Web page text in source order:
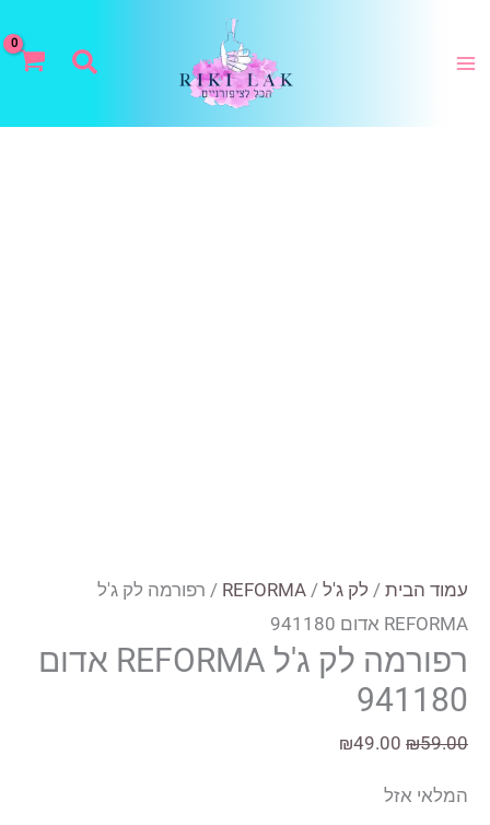
חיפוש
עמוד הבית / לק ג'ל /
REFORMA / רפורמה לק ג'ל
REFORMA אדום 941180
רפורמה לק ג'ל REFORMA אדום
941180
₪59.00
המחיר
היה:
₪49.00
המלאי אזל